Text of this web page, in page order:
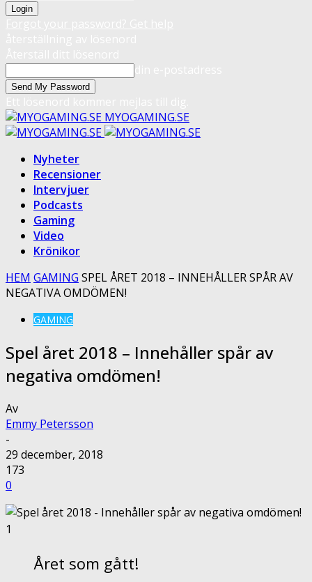
MYOGAMING.SE
Nyheter
Recensioner
Intervjuer
Podcasts
Gaming
Video
Krönikor
HEM GAMING SPEL ÅRET 2018 – INNEHÅLLER SPÅR AV
NEGATIVA OMDÖMEN!
GAMING
Spel året 2018 – Innehåller spår av
negativa omdömen!
Av
Emmy Petersson
-
29 december, 2018
173
0
Året som gått!